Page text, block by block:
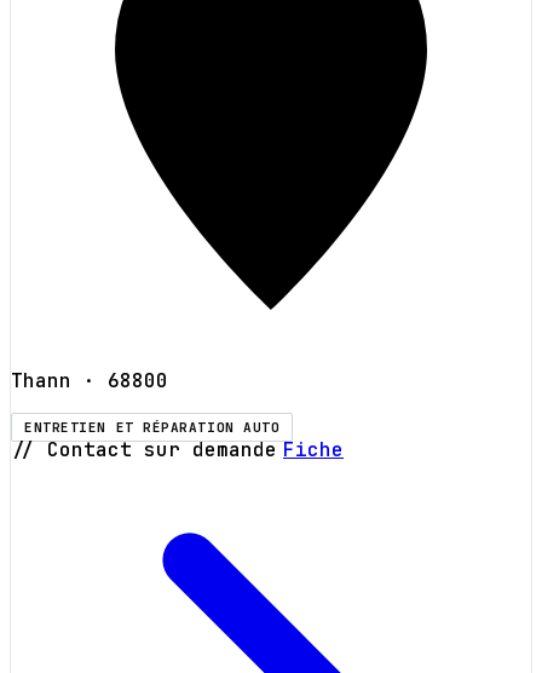
Thann · 68800
ENTRETIEN ET RÉPARATION AUTO
// Contact sur demande Fiche